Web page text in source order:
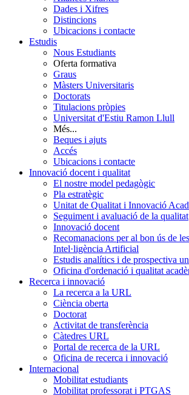
Dades i Xifres
Distincions
Ubicacions i contacte
Estudis
Nous Estudiants
Oferta formativa
Graus
Màsters Universitaris
Doctorats
Titulacions pròpies
Universitat d'Estiu Ramon Llull
Més...
Beques i ajuts
Accés
Ubicacions i contacte
Innovació docent i qualitat
El nostre model pedagògic
Pla estratègic
Unitat de Qualitat i Innovació
Seguiment i avaluació de la qualitat
Innovació docent
Recomanacions per al bon ús de
Intel·ligència Artificial
Estudis analítics i de prospectiva
Oficina d'ordenació i qualitat
Recerca i innovació
La recerca a la URL
Ciència oberta
Doctorat
Activitat de transferència
Càtedres URL
Portal de recerca de la URL
Oficina de recerca i innovació
Internacional
Mobilitat estudiants
Mobilitat professorat i PTGAS